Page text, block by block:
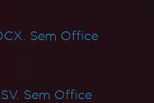
Sem Office
Sem Office